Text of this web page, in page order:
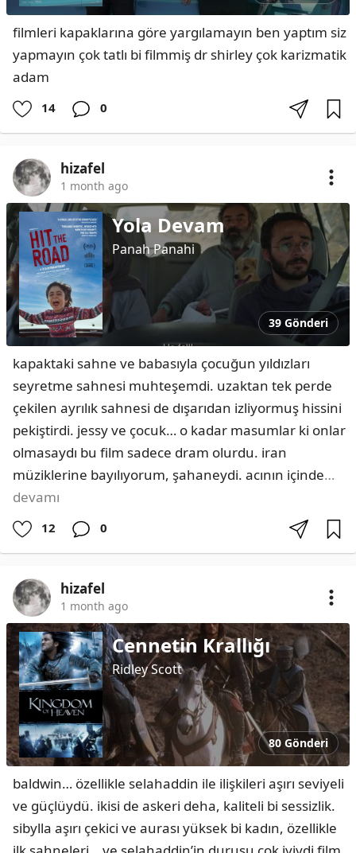
filmleri kapaklarına göre yargılamayın ben yaptım siz
yapmayın çok tatlı bi filmmiş dr shirley çok karizmatik
adam
14 0
hizafel
1 month ago
Yola Devam
Panah Panahi
39 Gönderi
kapaktaki sahne ve babasıyla çocuğun yıldızları
seyretme sahnesi muhteşemdi. uzaktan tek perde
çekilen ayrılık sahnesi de dışarıdan izliyormuş hissini
pekiştirdi. jessy ve çocuk… o kadar masumlar ki onlar
olmasaydı bu film sadece dram olurdu. iran
müziklerine bayılıyorum, şahaneydi. acının içinde…
devamı
12 0
hizafel
1 month ago
Cennetin Krallığı
Ridley Scott
80 Gönderi
baldwin… özellikle selahaddin ile ilişkileri aşırı seviyeli
ve güçlüydü. ikisi de askeri deha, kaliteli bi sessizlik.
sibylla aşırı çekici ve aurası yüksek bi kadın, özellikle